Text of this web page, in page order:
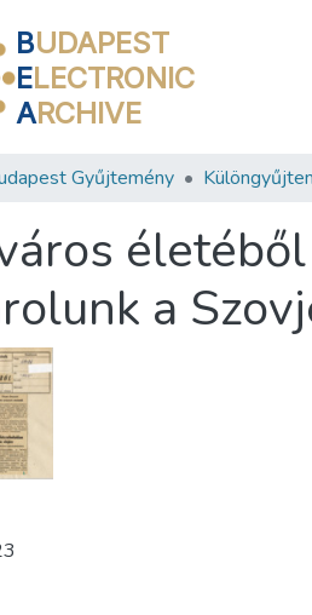
BUDAPEST
ELECTRONIC
ARCHIVE
Gyűjtemény
a